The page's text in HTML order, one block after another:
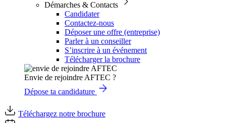
Démarches & Contacts
Candidater
Contactez-nous
Déposer une offre (entreprise)
Parler à un conseiller
S’inscrire à un événement
Télécharger la brochure
Envie de rejoindre AFTEC ?
Dépose ta candidature
Téléchargez notre brochure